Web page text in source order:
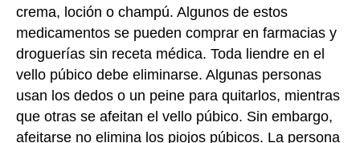
crema, loción o champú. Algunos de estos
medicamentos se pueden comprar en farmacias y
droguerías sin receta médica. Toda liendre en el
vello púbico debe eliminarse. Algunas personas
usan los dedos o un peine para quitarlos, mientras
que otras se afeitan el vello púbico. Sin embargo,
afeitarse no elimina los piojos púbicos. La persona